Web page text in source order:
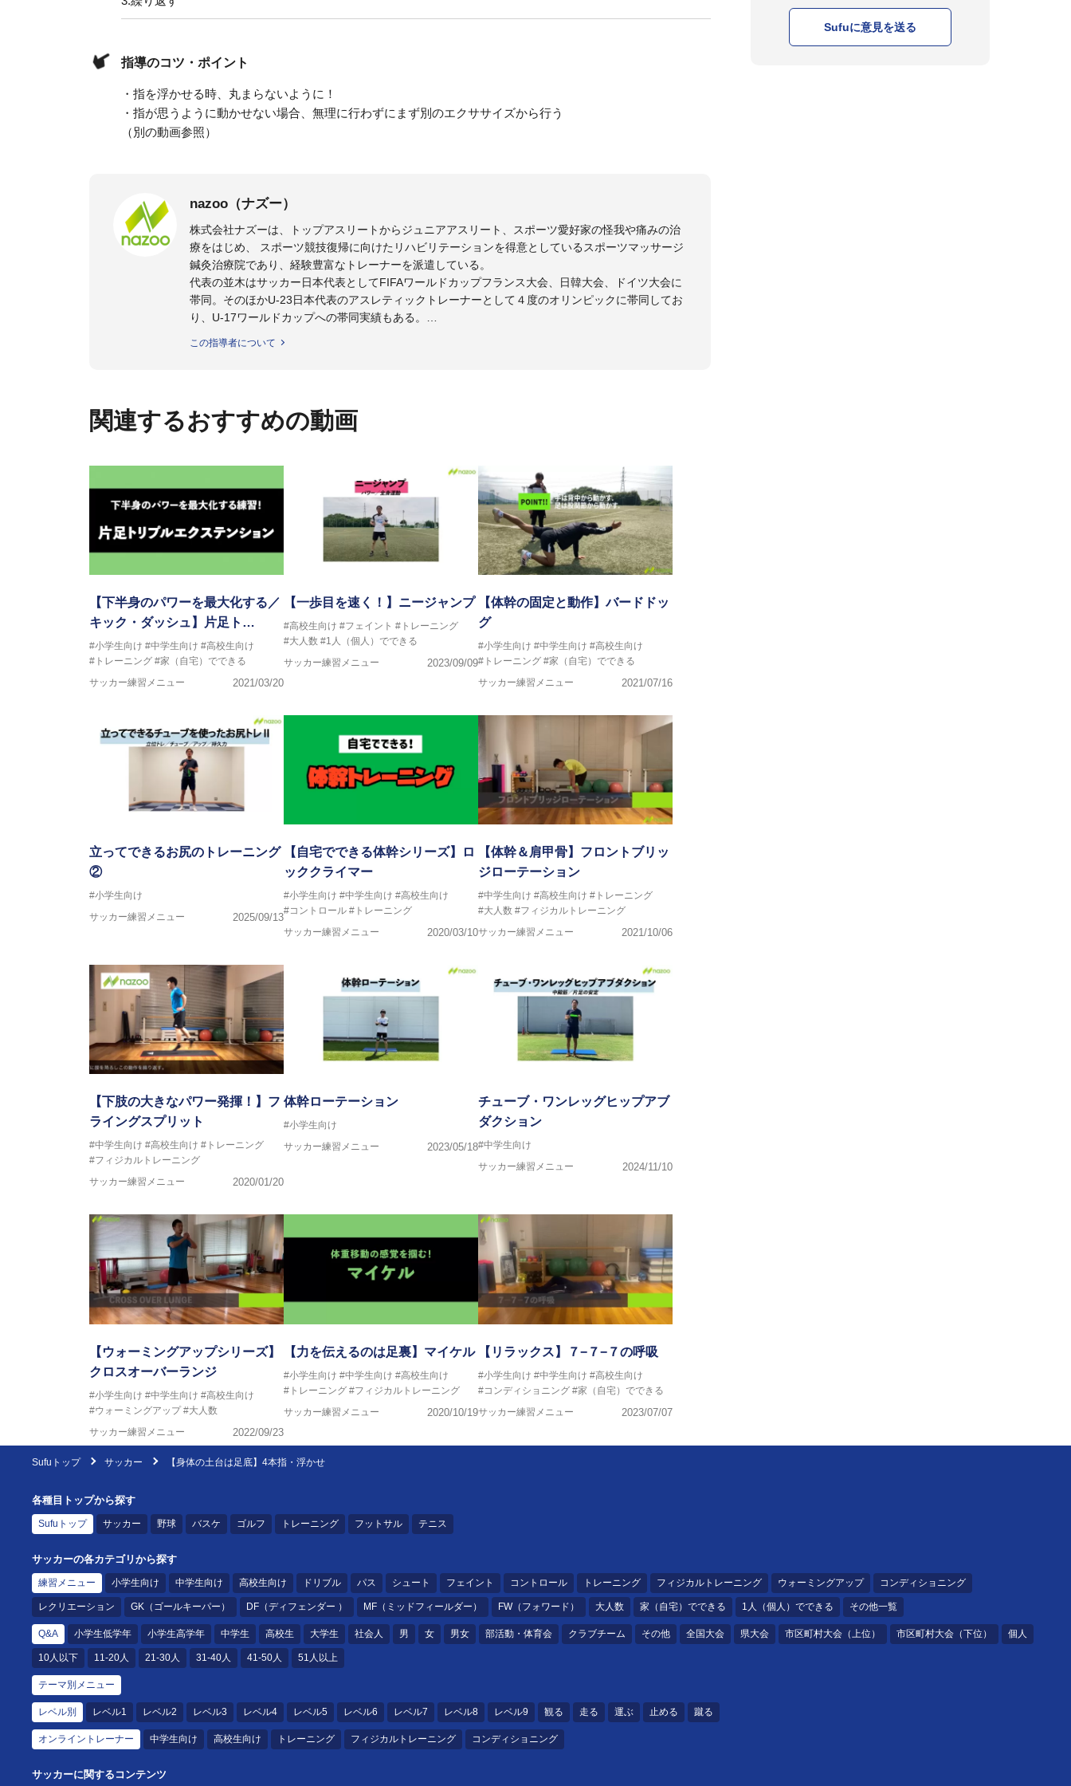
指導のコツ・ポイント
・指を浮かせる時、丸まらないように！
・指が思うように動かせない場合、無理に行わずにまず別のエクササイズから行う
（別の動画参照）
nazoo（ナズー）
株式会社ナズーは、トップアスリートからジュニアアスリート、スポーツ愛好家の怪我や痛みの治
療をはじめ、 スポーツ競技復帰に向けたリハビリテーションを得意としているスポーツマッサージ
鍼灸治療院であり、経験豊富なトレーナーを派遣している。
代表の並木はサッカー日本代表としてFIFAワールドカップフランス大会、日韓大会、ドイツ大会に
帯同。そのほかU-23日本代表のアスレティックトレーナーとして４度のオリンピックに帯同してお
り、U-17ワールドカップへの帯同実績もある。
「一人一人の健康な人生をサポートする」を企業理念として掲げ、世の中の人々の『健康』をあら
この指導者について
関連するおすすめの動画
【下半身のパワーを最大化する／
キック・ダッシュ】片足ト…
#小学生向け #中学生向け #高校生向け
#トレーニング #家（自宅）でできる
サッカー練習メニュー
2021/03/20
【一歩目を速く！】ニージャンプ
#高校生向け #フェイント #トレーニング
#大人数 #1人（個人）でできる
サッカー練習メニュー
2023/09/09
【体幹の固定と動作】バードドッ
グ
#小学生向け #中学生向け #高校生向け
#トレーニング #家（自宅）でできる
サッカー練習メニュー
2021/07/16
立ってできるお尻のトレーニング
②
#小学生向け
サッカー練習メニュー
2025/09/13
【自宅でできる体幹シリーズ】ロ
ッククライマー
#小学生向け #中学生向け #高校生向け
#コントロール #トレーニング
サッカー練習メニュー
2020/03/10
【体幹＆肩甲骨】フロントブリッ
ジローテーション
#中学生向け #高校生向け #トレーニング
#大人数 #フィジカルトレーニング
サッカー練習メニュー
2021/10/06
【下肢の大きなパワー発揮！】フ
ライングスプリット
#中学生向け #高校生向け #トレーニング
#フィジカルトレーニング
サッカー練習メニュー
2020/01/20
体幹ローテーション
#小学生向け
サッカー練習メニュー
2023/05/18
チューブ・ワンレッグヒップアブ
ダクション
#中学生向け
サッカー練習メニュー
2024/11/10
【ウォーミングアップシリーズ】
クロスオーバーランジ
#小学生向け #中学生向け #高校生向け
#ウォーミングアップ #大人数
サッカー練習メニュー
2022/09/23
【力を伝えるのは足裏】マイケル
#小学生向け #中学生向け #高校生向け
#トレーニング #フィジカルトレーニング
サッカー練習メニュー
2020/10/19
【リラックス】７−７−７の呼吸
#小学生向け #中学生向け #高校生向け
#コンディショニング #家（自宅）でできる
サッカー練習メニュー
2023/07/07
Sufuに意見を送る
Sufuトップ サッカー 【身体の土台は足底】4本指・浮かせ
各種目トップから探す
Sufuトップ サッカー 野球 バスケ ゴルフ トレーニング フットサル テニス
サッカーの各カテゴリから探す
練習メニュー 小学生向け 中学生向け 高校生向け ドリブル パス シュート フェイント コントロール トレーニング フィジカルトレーニング ウォーミングアップ コンディショニング
レクリエーション GK（ゴールキーパー） DF（ディフェンダー ） MF（ミッドフィールダー） FW（フォワード） 大人数 家（自宅）でできる 1人（個人）でできる その他一覧
Q&A 小学生低学年 小学生高学年 中学生 高校生 大学生 社会人 男 女 男女 部活動・体育会 クラブチーム その他 全国大会 県大会 市区町村大会（上位） 市区町村大会（下位） 個人
10人以下 11-20人 21-30人 31-40人 41-50人 51人以上
テーマ別メニュー
レベル別 レベル1 レベル2 レベル3 レベル4 レベル5 レベル6 レベル7 レベル8 レベル9 観る 走る 運ぶ 止める 蹴る
オンライントレーナー 中学生向け 高校生向け トレーニング フィジカルトレーニング コンディショニング
サッカーに関するコンテンツ